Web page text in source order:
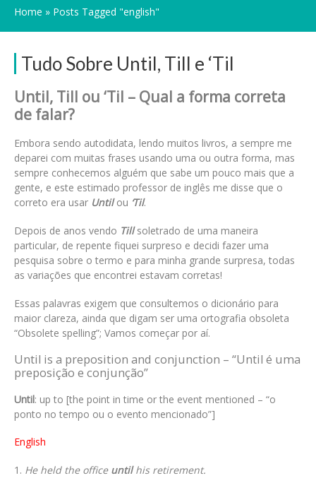
Home » Posts Tagged "english"
Tudo Sobre Until, Till e ‘Til
Until, Till ou ‘Til – Qual a forma correta
de falar?
Embora sendo autodidata, lendo muitos livros, a sempre me
deparei com muitas frases usando uma ou outra forma, mas
sempre conhecemos alguém que sabe um pouco mais que a
gente, e este estimado professor de inglês me disse que o
correto era usar Untilou ‘Til.
Depois de anos vendo Tillsoletrado de uma maneira
particular, de repente fiquei surpreso e decidi fazer uma
pesquisa sobre o termo e para minha grande surpresa, todas
as variações que encontrei estavam corretas!
Essas palavras exigem que consultemos o dicionário para
maior clareza, ainda que digam ser uma ortografia obsoleta
“Obsolete spelling”; Vamos começar por aí.
Until is a preposition and conjunction – “Until é uma
preposição e conjunção”
Until: up to [the point in time or the event mentioned – “o
ponto no tempo ou o evento mencionado”]
English
He held the office untilhis retirement.